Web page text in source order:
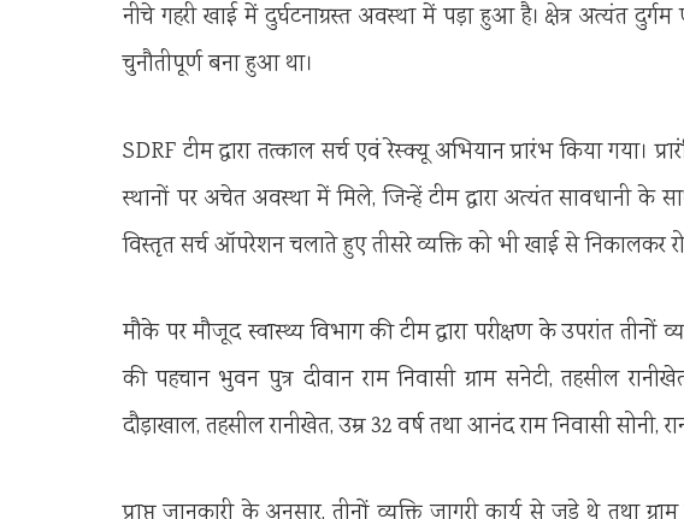
नीचे गहरी खाई में दुर्घटनाग्रस्त अवस्था में पड़ा हुआ है। क्षेत्र अत्यंत
चुनौतीपूर्ण बना हुआ था।
SDRF टीम द्वारा तत्काल सर्च एवं रेस्क्यू अभियान प्रारंभ किया गया।
स्थानों पर अचेत अवस्था में मिले, जिन्हें टीम द्वारा अत्यंत सावधानी के
विस्तृत सर्च ऑपरेशन चलाते हुए तीसरे व्यक्ति को भी खाई से निकालकर
मौके पर मौजूद स्वास्थ्य विभाग की टीम द्वारा परीक्षण के उपरांत तीनों
की पहचान भुवन पुत्र दीवान राम निवासी ग्राम सनेटी, तहसील
दौड़ाखाल, तहसील रानीखेत, उम्र 32 वर्ष तथा आनंद राम निवासी